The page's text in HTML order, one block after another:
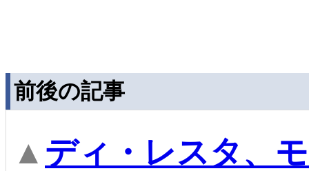
前後の記事
▲ ディ・レスタ、